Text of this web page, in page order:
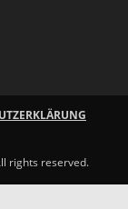
rights reserved.